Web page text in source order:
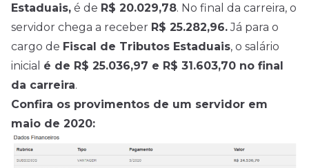
Estaduais, é de R$ 20.029,78. No final da carreira, o
servidor chega a receber R$ 25.282,96.Já para o
cargo de Fiscal de Tributos Estaduais, o salário
inicial é de R$ 25.036,97 e R$ 31.603,70 no final
da carreira.
Confira os provimentos de um servidor em
maio de 2020: